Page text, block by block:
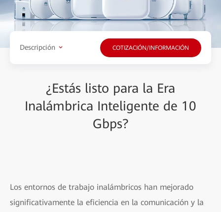
Descripción COTIZACIÓN/INFORMACIÓN
¿Estás listo para la Era
Inalámbrica Inteligente de 10
Gbps?
Los entornos de trabajo inalámbricos han mejorado
significativamente la eficiencia en la comunicación y la